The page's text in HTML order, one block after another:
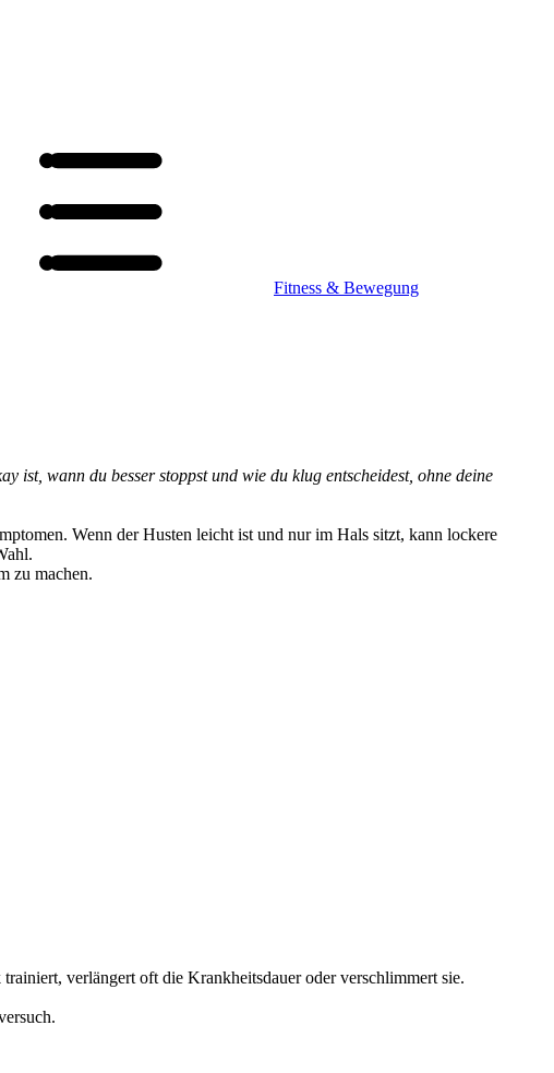
Fitness & Bewegung
ist, wann du besser stoppst und wie du klug entscheidest, ohne deine
Wenn der Husten leicht ist und nur im Hals sitzt, kann lockere
zu machen.
verlängert oft die Krankheitsdauer oder verschlimmert sie.